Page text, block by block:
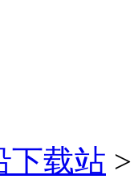
下载站